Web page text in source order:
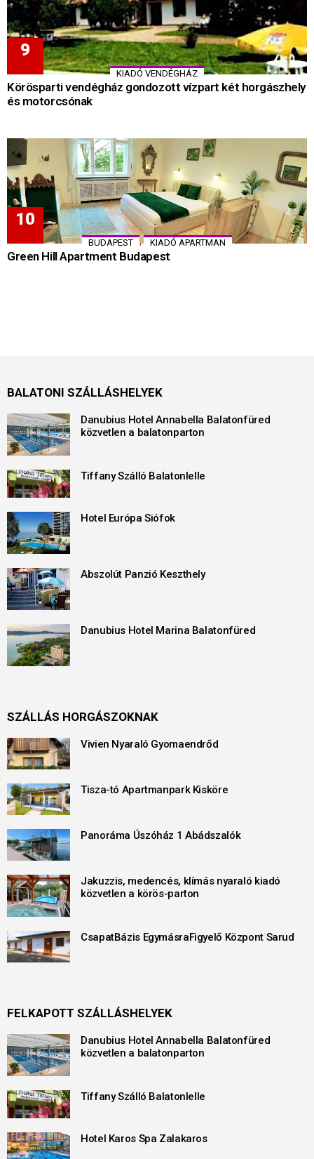
KIADÓ VENDÉGHÁZ
Körösparti vendégház gondozott vízpart két horgászhely
és motorcsónak
BUDAPEST , KIADÓ APARTMAN
Green Hill Apartment Budapest
BALATONI SZÁLLÁSHELYEK
Danubius Hotel Annabella Balatonfüred
közvetlen a balatonparton
Tiffany Szálló Balatonlelle
Hotel Európa Siófok
Abszolút Panzió Keszthely
Danubius Hotel Marina Balatonfüred
SZÁLLÁS HORGÁSZOKNAK
Vivien Nyaraló Gyomaendrőd
Tisza-tó Apartmanpark Kisköre
Panoráma Úszóház 1 Abádszalók
Jakuzzis, medencés, klímás nyaraló kiadó
közvetlen a körös-parton
CsapatBázis EgymásraFigyelő Központ Sarud
FELKAPOTT SZÁLLÁSHELYEK
Danubius Hotel Annabella Balatonfüred
közvetlen a balatonparton
Tiffany Szálló Balatonlelle
Hotel Karos Spa Zalakaros